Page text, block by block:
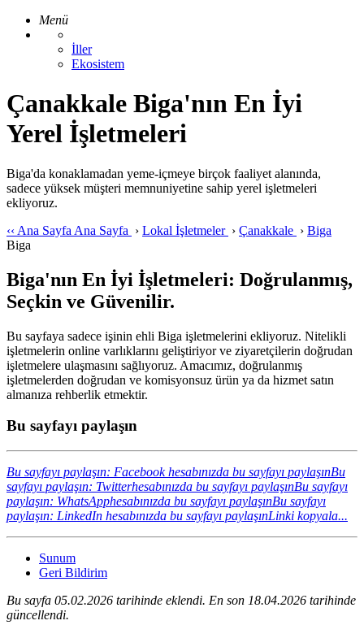
Menü
İller
Ekosistem
Çanakkale Biga'nın En İyi
Yerel İşletmeleri
Biga'da konaklamadan yeme-içmeye birçok faaliyet alanında,
sadece yüksek müşteri memnuniyetine sahip yerel işletmeleri
ekliyoruz.
‹‹ Ana Sayfa Ana Sayfa › Lokal İşletmeler › Çanakkale › Biga
Biga
Biga'nın En İyi İşletmeleri: Doğrulanmış,
Seçkin ve Güvenilir.
Bu sayfaya sadece işinin ehli Biga işletmelerini ekliyoruz. Nitelikli
işletmelerin online varlıklarını geliştiriyor ve ziyaretçilerin doğrudan
işletmelere ulaşmasını sağlıyoruz. Amacımız, doğrulanmış
işletmelerden doğrudan ve komisyonsuz ürün ya da hizmet satın
almanıza rehberlik etmektir.
Bu sayfayı paylaşın
Bu sayfayı paylaşın: Facebook hesabınızda bu sayfayı paylaşınBu
sayfayı paylaşın: Twitterhesabınızda bu sayfayı paylaşınBu sayfayı
paylaşın: WhatsApphesabınızda bu sayfayı paylaşınBu sayfayı
paylaşın: LinkedIn hesabınızda bu sayfayı paylaşınLinki kopyala...
Sunum
Geri Bildirim
Bu sayfa 05.02.2026 tarihinde eklendi. En son 18.04.2026 tarihinde
güncellendi.